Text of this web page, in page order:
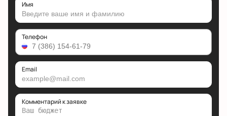
Имя
Телефон
Email
Комментарий к заявке